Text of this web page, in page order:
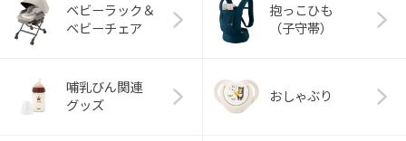
ベビーラック＆
ベビーチェア
抱っこひも
（子守帯）
哺乳びん関連
グッズ
おしゃぶり